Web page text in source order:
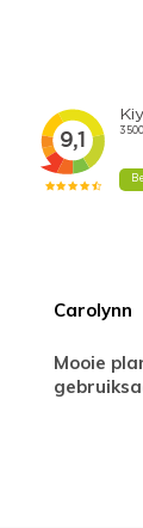
Carolynn
Mooie planten , alleen jammer geen